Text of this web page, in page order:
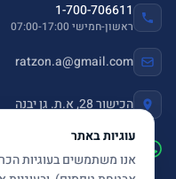
עוגיות באתר
אנו משתמשים בעוגיות
1-700-706611
ראשון-חמישי 07:00-17:00
ratzon.a@gmail.com
הכישור 28, א.ת. גן יבנה